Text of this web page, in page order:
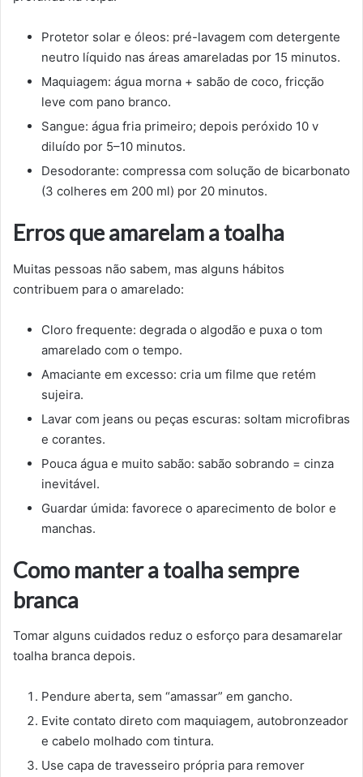
Protetor solar e óleos: pré-lavagem com detergente
neutro líquido nas áreas amareladas por 15 minutos.
Maquiagem: água morna + sabão de coco, fricção
leve com pano branco.
Sangue: água fria primeiro; depois peróxido 10 v
diluído por 5–10 minutos.
Desodorante: compressa com solução de bicarbonato
(3 colheres em 200 ml) por 20 minutos.
Erros que amarelam a toalha
Muitas pessoas não sabem, mas alguns hábitos
contribuem para o amarelado:
Cloro frequente: degrada o algodão e puxa o tom
amarelado com o tempo.
Amaciante em excesso: cria um filme que retém
sujeira.
Lavar com jeans ou peças escuras: soltam microfibras
e corantes.
Pouca água e muito sabão: sabão sobrando = cinza
inevitável.
Guardar úmida: favorece o aparecimento de bolor e
manchas.
Como manter a toalha sempre
branca
Tomar alguns cuidados reduz o esforço para desamarelar
toalha branca depois.
Pendure aberta, sem “amassar” em gancho.
Evite contato direto com maquiagem, autobronzeador
e cabelo molhado com tintura.
Use capa de travesseiro própria para remover